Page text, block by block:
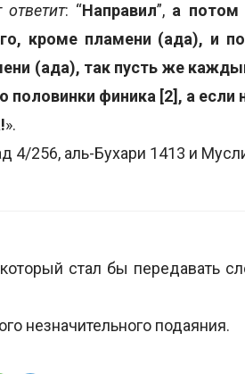
ответит: “Направил”, а потом
кроме пламени (ада), и
(ада), так пусть же
финика [2], а если
».
4/256, аль-Бухари 1413 и
стал бы передавать
незначительного подаяния.